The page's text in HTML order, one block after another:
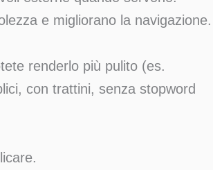
e migliorano la navigazione.
renderlo più pulito (es.
con trattini, senza stopword